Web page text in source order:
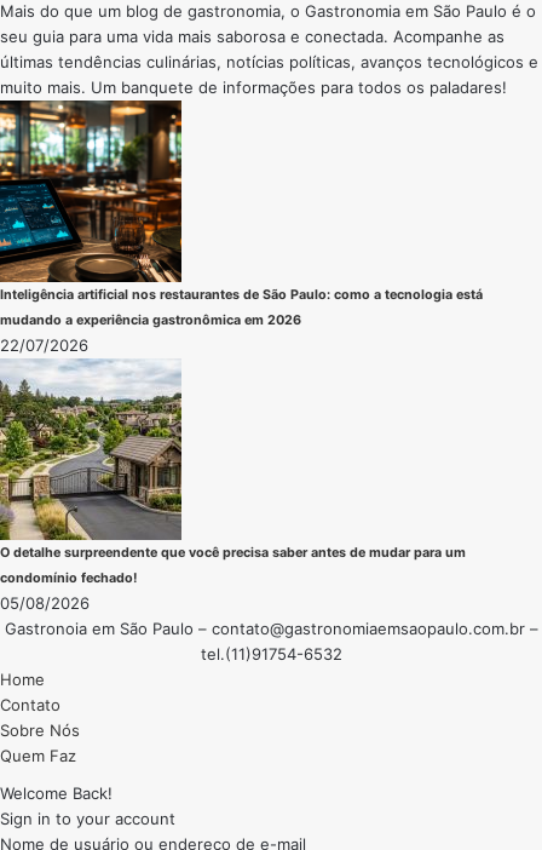
Mais do que um blog de gastronomia, o Gastronomia em São Paulo é o
seu guia para uma vida mais saborosa e conectada. Acompanhe as
últimas tendências culinárias, notícias políticas, avanços tecnológicos e
muito mais. Um banquete de informações para todos os paladares!
Inteligência artificial nos restaurantes de São Paulo: como a tecnologia está
mudando a experiência gastronômica em 2026
22/07/2026
O detalhe surpreendente que você precisa saber antes de mudar para um
condomínio fechado!
05/08/2026
Gastronoia em São Paulo – contato@gastronomiaemsaopaulo.com.br–
tel.(11)91754-6532
Home
Contato
Sobre Nós
Quem Faz
Welcome Back!
Sign in to your account
Nome de usuário ou endereço de e-mail